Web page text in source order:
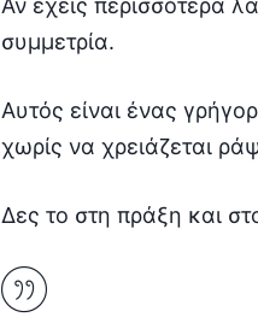
συμμετρία.
Αυτός είναι ένας
χωρίς να χρειάζεται
Δες το στη πράξη και